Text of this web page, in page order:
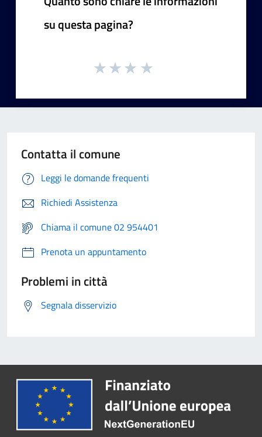
su questa pagina?
Contatta il comune
Leggi le domande frequenti
Richiedi Assistenza
Chiama il comune 02 954401
Prenota un appuntamento
Problemi in città
Segnala disservizio